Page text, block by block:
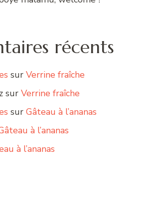
récents
sur Verrine fraîche
sur Verrine fraîche
sur Gâteau à l’ananas
à l’ananas
à l’ananas